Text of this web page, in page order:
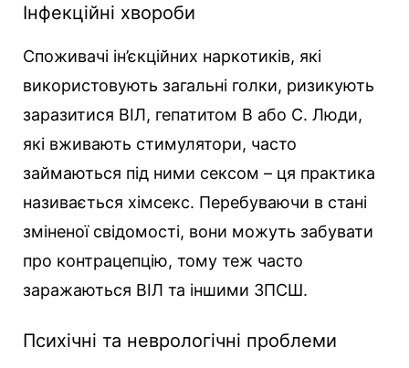
Інфекційні хвороби
Споживачі ін’єкційних наркотиків, які
використовують загальні голки, ризикують
заразитися ВІЛ, гепатитом B або C. Люди,
які вживають стимулятори, часто
займаються під ними сексом – ця практика
називається хімсекс. Перебуваючи в стані
зміненої свідомості, вони можуть забувати
про контрацепцію, тому теж часто
заражаються ВІЛ та іншими ЗПСШ.
Психічні та неврологічні проблеми